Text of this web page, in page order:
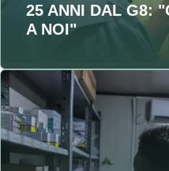
25 ANNI DAL G8:
A NOI"